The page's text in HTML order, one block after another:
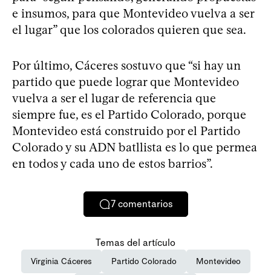
e insumos, para que Montevideo vuelva a ser
el lugar” que los colorados quieren que sea.
Por último, Cáceres sostuvo que “si hay un
partido que puede lograr que Montevideo
vuelva a ser el lugar de referencia que
siempre fue, es el Partido Colorado, porque
Montevideo está construido por el Partido
Colorado y su ADN batllista es lo que permea
en todos y cada uno de estos barrios”.
7 comentarios
Temas del artículo
Virginia Cáceres Partido Colorado Montevideo